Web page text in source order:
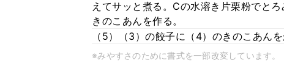
えてサッと煮る。Cの水溶き片栗粉でと
きのこあんを作る。
（5）（3）の餃子に（4）のきのこあん
※みやすさのために書式を一部改変しています。